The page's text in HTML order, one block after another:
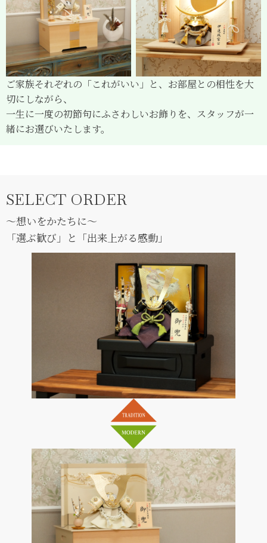
ご家族それぞれの「これがいい」と、お部屋との相性を大
切にしながら、
一生に一度の初節句にふさわしいお飾りを、スタッフが一
緒にお選びいたします。
SELECT ORDER
〜想いをかたちに〜
「選ぶ歓び」と「出来上がる感動」